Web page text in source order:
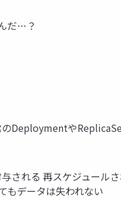
だ…？
Deploymentや
れる 再スケジュール
もデータは失われない